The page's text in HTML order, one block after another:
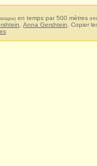
en temps par 500 mètres
Anna Gershtein . Copier